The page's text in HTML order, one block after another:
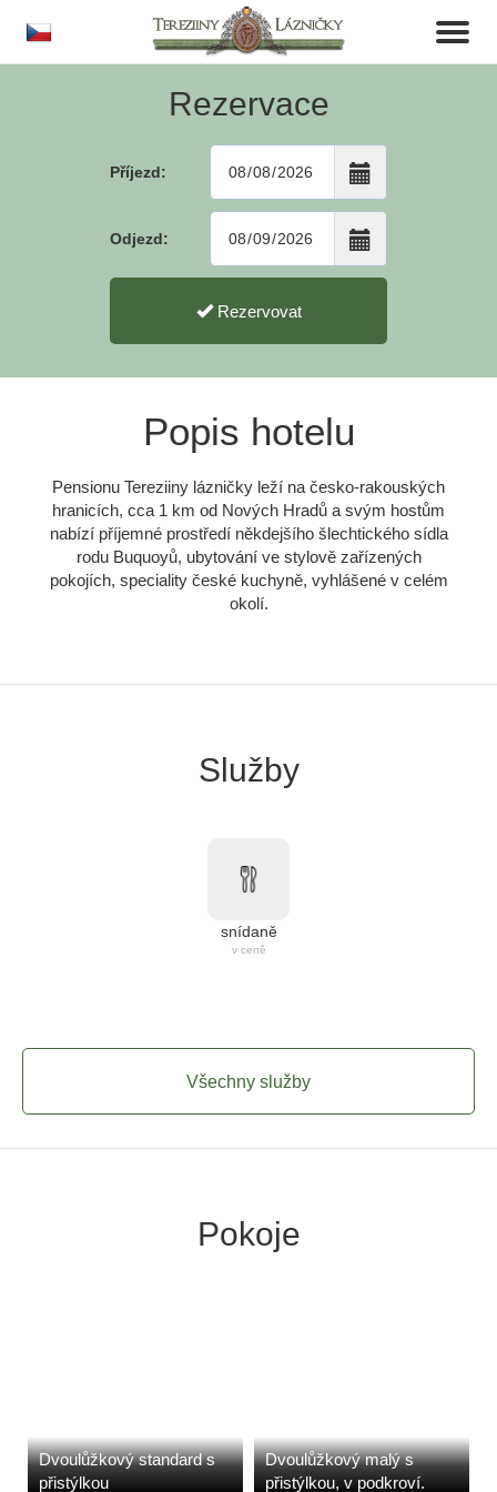
Toggle
Rezervace
Příjezd:
Odjezd:
Rezervovat
Popis hotelu
Pensionu Tereziiny lázničky leží na česko-rakouských
hranicích, cca 1 km od Nových Hradů a svým hostům
nabízí příjemné prostředí někdejšího šlechtického sídla
rodu Buquoyů, ubytování ve stylově zařízených
pokojích, speciality české kuchyně, vyhlášené v celém
okolí.
Služby
snídaně
v ceně
Všechny služby
Pokoje
Dvoulůžkový standard s
přistýlkou
Dvoulůžkový malý s
přistýlkou, v podkroví.